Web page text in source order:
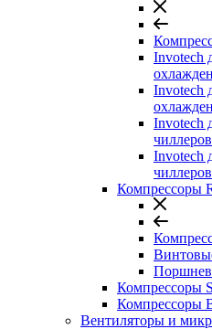
Invotech
Invotech
Invotech
Invotech
Компрессоры
Компрессоры
Компрессоры
Вентиляторы и